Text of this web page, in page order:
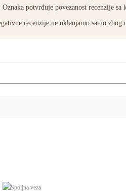
potvrđuje povezanost recenzije sa
recenzije ne uklanjamo samo zbog